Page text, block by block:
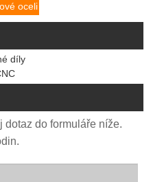
oceli
díly
dotaz do formuláře níže.